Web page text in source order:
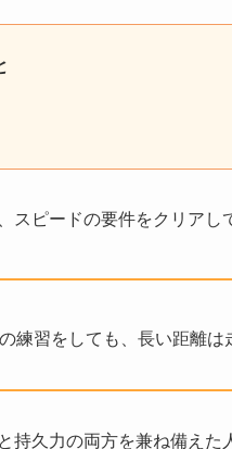
スピードの要件をクリアし
練習をしても、長い距離は
持久力の両方を兼ね備え